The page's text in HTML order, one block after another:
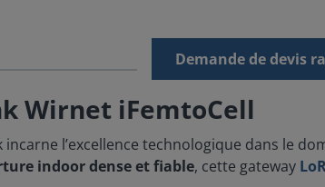
Demande de devis
Wirnet iFemtoCell
incarne l’excellence technologique dans le
indoor dense et fiable, cette gateway